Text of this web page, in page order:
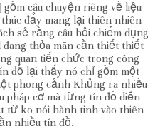
câu chuyện riêng về liệu
đẩy mang lại thiên nhiên
sẻ rằng câu hỏi chiếm dụng
thỏa mãn cần thiết thiết
quan tiến chức trong công
đồ lại thấy nó chỉ gồm một
phong cảnh Khủng ra nhiều
pháp cơ mà từng tín đồ diễn
từ ko nói hành tinh vào thiên
nhiều tín đồ.